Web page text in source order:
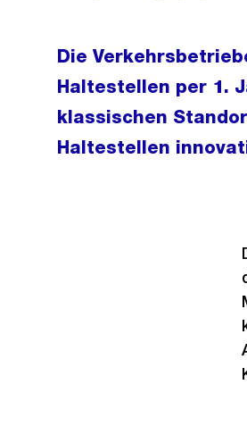
Die
Haltestellen per 1.
klassischen
Haltestellen